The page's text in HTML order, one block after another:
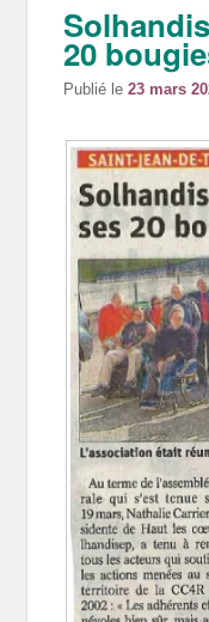
20
Publié le23 mars